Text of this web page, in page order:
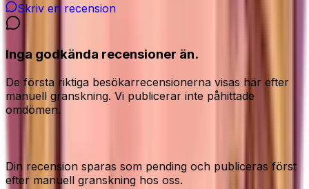
Skriv en recension
Inga godkända recensioner än.
De första riktiga besökarrecensionerna visas här efter
manuell granskning. Vi publicerar inte påhittade
omdömen.
Din recension sparas som pending och publiceras först
efter manuell granskning hos oss.